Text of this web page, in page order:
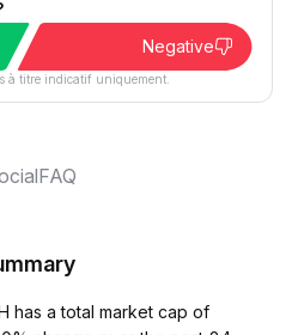
Negative
à titre indicatif uniquement.
FAQ
has a total market cap of